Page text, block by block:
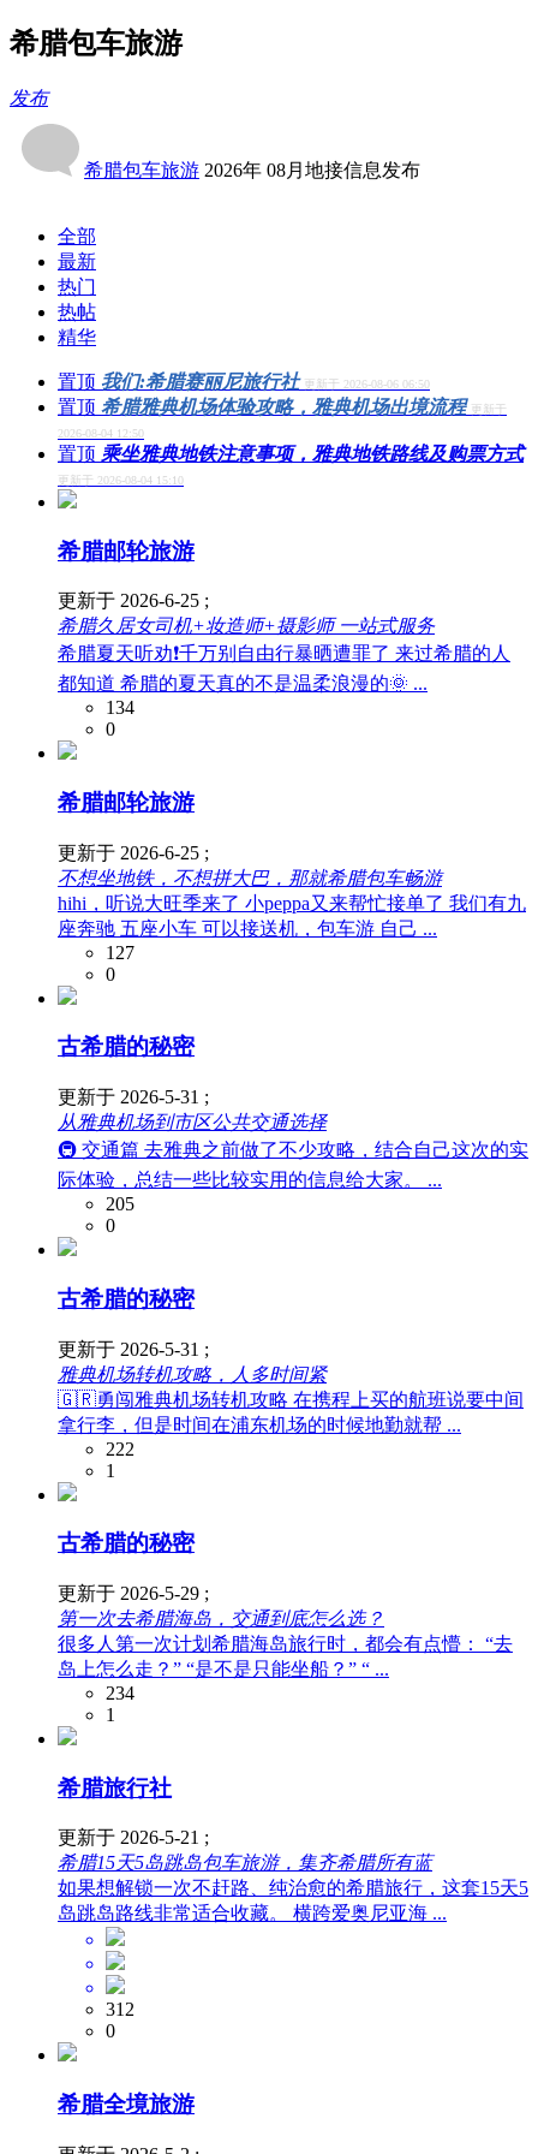
希腊包车旅游
发布
希腊包车旅游 2026年 08月地接信息发布
全部
最新
热门
热帖
精华
置顶 我们:希腊赛丽尼旅行社 更新于 2026-08-06 06:50
置顶 希腊雅典机场体验攻略，雅典机场出境流程 更新于
2026-08-04 12:50
置顶 乘坐雅典地铁注意事项，雅典地铁路线及购票方式
更新于 2026-08-04 15:10
希腊邮轮旅游
更新于 2026-6-25 ;
希腊久居女司机+妆造师+摄影师 一站式服务
希腊夏天听劝❗️千万别自由行暴晒遭罪了 来过希腊的人
都知道 希腊的夏天真的不是温柔浪漫的🌞 ...
134
0
希腊邮轮旅游
更新于 2026-6-25 ;
不想坐地铁，不想拼大巴，那就希腊包车畅游
hihi，听说大旺季来了 小peppa又来帮忙接单了 我们有九
座奔驰 五座小车 可以接送机，包车游 自己 ...
127
0
古希腊的秘密
更新于 2026-5-31 ;
从雅典机场到市区公共交通选择
🚇 交通篇 去雅典之前做了不少攻略，结合自己这次的实
际体验，总结一些比较实用的信息给大家。 ...
205
0
古希腊的秘密
更新于 2026-5-31 ;
雅典机场转机攻略，人多时间紧
🇬🇷勇闯雅典机场转机攻略 在携程上买的航班说要中间
拿行李，但是时间在浦东机场的时候地勤就帮 ...
222
1
古希腊的秘密
更新于 2026-5-29 ;
第一次去希腊海岛，交通到底怎么选？
很多人第一次计划希腊海岛旅行时，都会有点懵： “去
岛上怎么走？” “是不是只能坐船？” “ ...
234
1
希腊旅行社
更新于 2026-5-21 ;
希腊15天5岛跳岛包车旅游，集齐希腊所有蓝
如果想解锁一次不赶路、纯治愈的希腊旅行，这套15天5
岛跳岛路线非常适合收藏。 横跨爱奥尼亚海 ...
312
0
希腊全境旅游